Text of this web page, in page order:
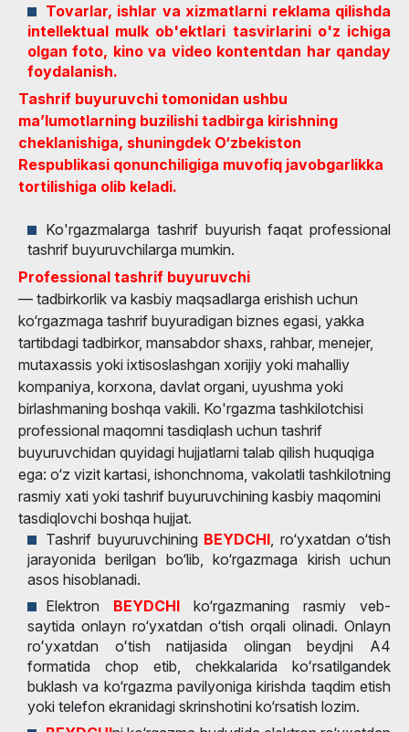
Tovarlar, ishlar va xizmatlarni reklama qilishda
intellektual mulk ob'ektlari tasvirlarini o'z ichiga
olgan foto, kino va video kontentdan har qanday
foydalanish.
Tashrif buyuruvchi tomonidan ushbu
ma’lumotlarning buzilishi tadbirga kirishning
cheklanishiga, shuningdek O‘zbekiston
Respublikasi qonunchiligiga muvofiq javobgarlikka
tortilishiga olib keladi.
Ko'rgazmalarga tashrif buyurish faqat professional
tashrif buyuruvchilarga mumkin.
Professional tashrif buyuruvchi
— tadbirkorlik va kasbiy maqsadlarga erishish uchun
ko‘rgazmaga tashrif buyuradigan biznes egasi, yakka
tartibdagi tadbirkor, mansabdor shaxs, rahbar, menejer,
mutaxassis yoki ixtisoslashgan xorijiy yoki mahalliy
kompaniya, korxona, davlat organi, uyushma yoki
birlashmaning boshqa vakili. Ko'rgazma tashkilotchisi
professional maqomni tasdiqlash uchun tashrif
buyuruvchidan quyidagi hujjatlarni talab qilish huquqiga
ega: o‘z vizit kartasi, ishonchnoma, vakolatli tashkilotning
rasmiy xati yoki tashrif buyuruvchining kasbiy maqomini
tasdiqlovchi boshqa hujjat.
Tashrif buyuruvchining BEYDCHI , ro‘yxatdan o‘tish
jarayonida berilgan bo‘lib, ko‘rgazmaga kirish uchun
asos hisoblanadi.
Elektron BEYDCHI ko‘rgazmaning rasmiy veb-
saytida onlayn ro‘yxatdan o‘tish orqali olinadi. Onlayn
roʻyxatdan oʻtish natijasida olingan beydjni A4
formatida chop etib, chekkalarida koʻrsatilgandek
buklash va ko‘rgazma pavilyoniga kirishda taqdim etish
yoki telefon ekranidagi skrinshotini ko‘rsatish lozim.